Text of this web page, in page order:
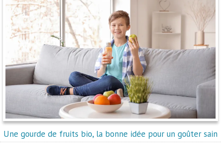
Une gourde de fruits bio, la bonne idée pour un goûter sain